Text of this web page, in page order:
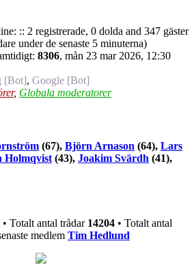
:: 2 registrerade, 0 dolda and 347 gäster
under de senaste 5 minuterna)
8306, mån 23 mar 2026, 12:30
[Bot], Google [Bot]
, Globala moderatorer
(67), Björn Arnason (64), Lars
Holmqvist (43), Joakim Svärdh (41),
• Totalt antal trådar 14204 • Totalt antal
medlem Tim Hedlund